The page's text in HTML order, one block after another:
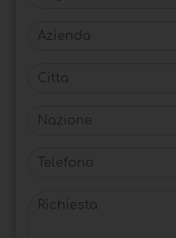
Azienda
Citta
Nazione
Telefono
Richiesta